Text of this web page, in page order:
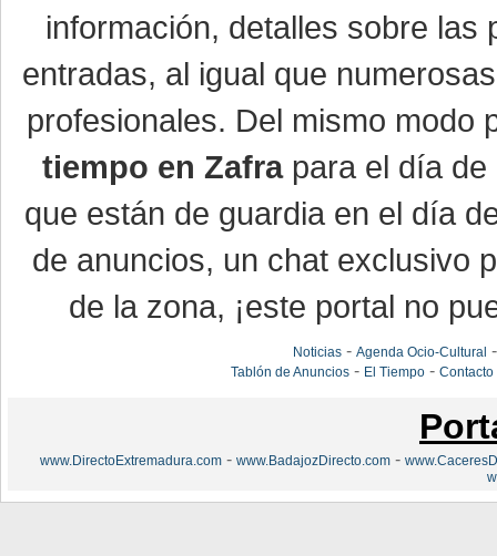
información, detalles sobre
entradas, al igual que
profesionales. Del mismo modo
tiempo en Zafrapara el día de
que están de guardia en el día
de anuncios, un chat exclusivo
de la zona, ¡este portal no
Noticias- Agenda Ocio-Cultural
Tablón de Anuncios- El Tiempo- Contacto
www.DirectoExtremadura.com - www.BadajozDirecto.com -